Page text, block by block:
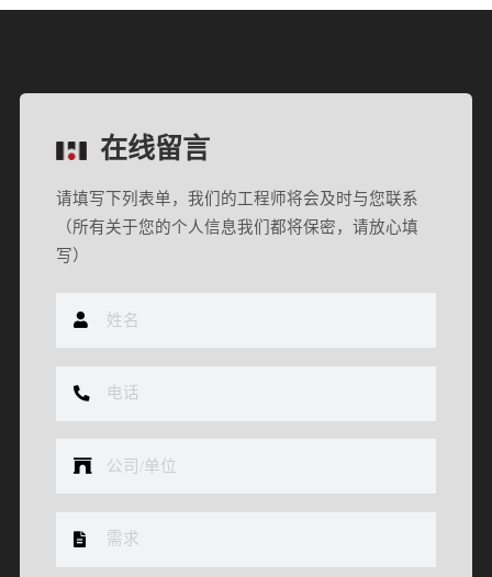
在线留言
请填写下列表单，我们的工程师将会及时与您联系
（所有关于您的个人信息我们都将保密，请放心填
写）